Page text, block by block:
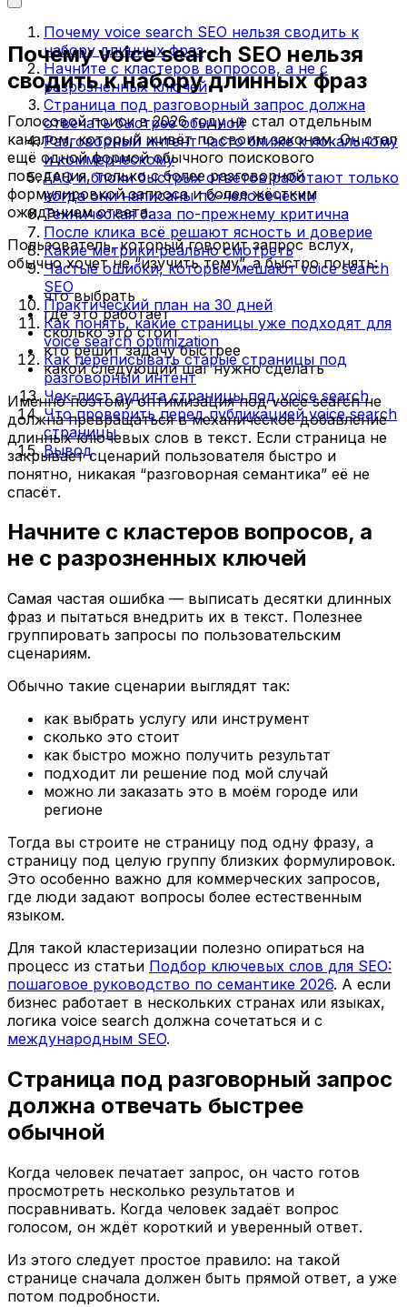
Почему voice search SEO нельзя сводить к
набору длинных фраз
Начните с кластеров вопросов, а не с
разрозненных ключей
Страница под разговорный запрос должна
отвечать быстрее обычной
Разговорный интент часто ближе к локальному
и коммерческому
FAQ и блоки быстрых ответов работают только
когда они написаны по-человечески
Техническая база по-прежнему критична
После клика всё решают ясность и доверие
Какие метрики реально смотреть
Частые ошибки, которые мешают voice search
SEO
Практический план на 30 дней
Как понять, какие страницы уже подходят для
voice search optimization
Как переписывать старые страницы под
разговорный интент
Чек-лист аудита страницы под voice search
Что проверить перед публикацией voice search
страницы
Вывод
Почему voice search SEO нельзя
сводить к набору длинных фраз
Голосовой поиск в 2026 году не стал отдельным
каналом, который живёт по своим законам. Он стал
ещё одной формой обычного поискового
поведения, только с более разговорной
формулировкой запроса и более жёстким
ожиданием ответа.
Пользователь, который говорит запрос вслух,
обычно хочет не “изучить тему”, а быстро понять:
что выбрать
где это работает
сколько это стоит
кто решит задачу быстрее
какой следующий шаг нужно сделать
Именно поэтому оптимизация под voice search не
должна превращаться в механическое добавление
длинных ключевых слов в текст. Если страница не
закрывает сценарий пользователя быстро и
понятно, никакая “разговорная семантика” её не
спасёт.
Начните с кластеров вопросов, а
не с разрозненных ключей
Самая частая ошибка — выписать десятки длинных
фраз и пытаться внедрить их в текст. Полезнее
группировать запросы по пользовательским
сценариям.
Обычно такие сценарии выглядят так:
как выбрать услугу или инструмент
сколько это стоит
как быстро можно получить результат
подходит ли решение под мой случай
можно ли заказать это в моём городе или
регионе
Тогда вы строите не страницу под одну фразу, а
страницу под целую группу близких формулировок.
Это особенно важно для коммерческих запросов,
где люди задают вопросы более естественным
языком.
Для такой кластеризации полезно опираться на
процесс из статьи Подбор ключевых слов для SEO:
пошаговое руководство по семантике 2026. А если
бизнес работает в нескольких странах или языках,
логика voice search должна сочетаться и с
международным SEO.
Страница под разговорный запрос
должна отвечать быстрее
обычной
Когда человек печатает запрос, он часто готов
просмотреть несколько результатов и
посравнивать. Когда человек задаёт вопрос
голосом, он ждёт короткий и уверенный ответ.
Из этого следует простое правило: на такой
странице сначала должен быть прямой ответ, а уже
потом подробности.